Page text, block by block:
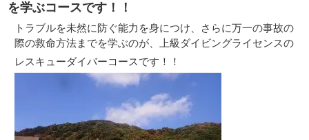
を学ぶコースです！！
トラブルを未然に防ぐ能力を身につけ、さらに万一の事故の
際の救命方法までを学ぶのが、上級ダイビングライセンスの
レスキューダイバーコースです！！